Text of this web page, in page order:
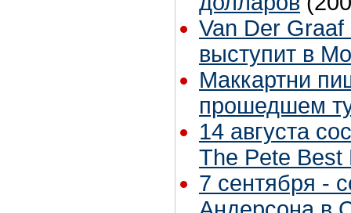
Van Der
выступит в
Маккартни
прошедшем
14 августа
The Pete
7 сентября -